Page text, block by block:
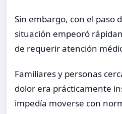
Sin embargo, con el paso
situación empeoró
de requerir atención
Familiares y personas
dolor era prácticamente
impedía moverse con